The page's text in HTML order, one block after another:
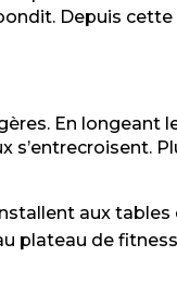
Depuis
En longeant
s’entrecroisent.
aux tables
plateau de